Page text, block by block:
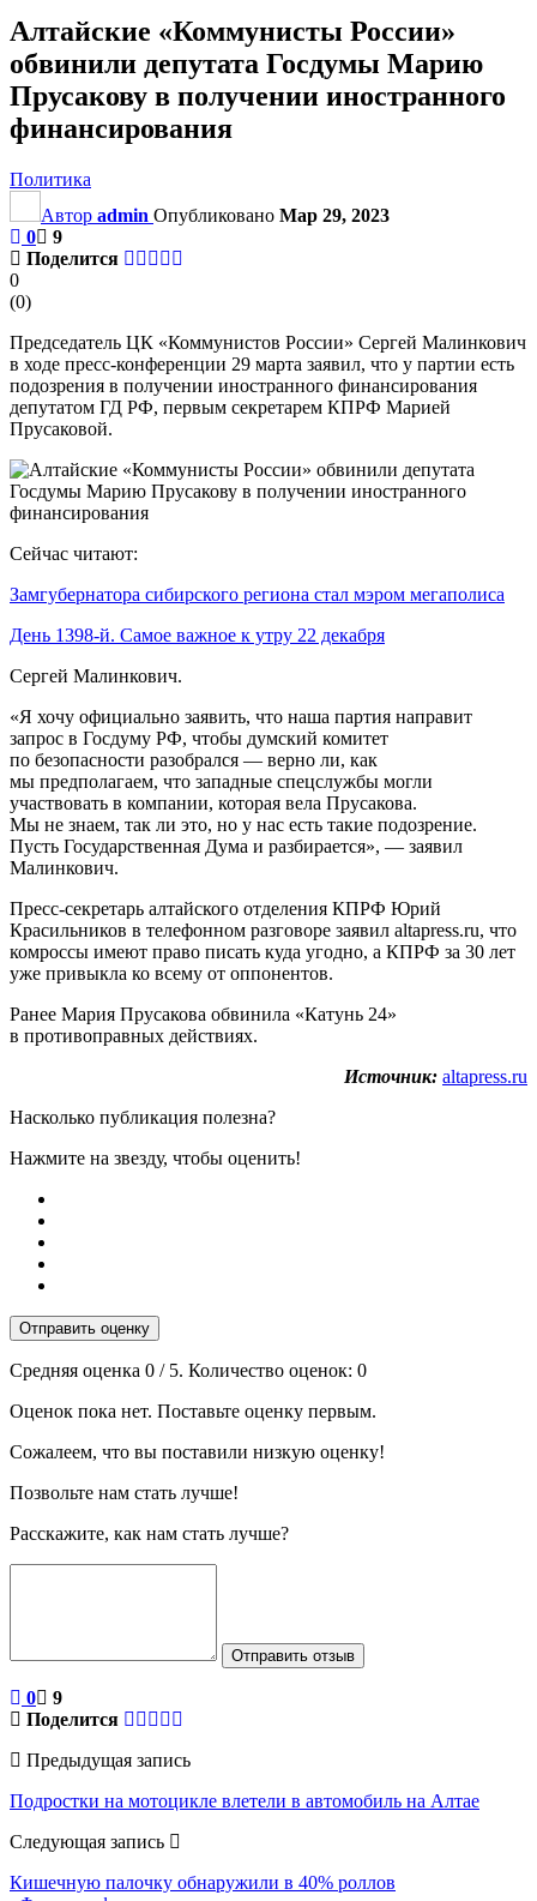
Алтайские «Коммунисты России»
обвинили депутата Госдумы Марию
Прусакову в получении иностранного
финансирования
Политика
Автор admin Опубликовано Мар 29, 2023
0
9
Поделится
0
(0)
Председатель ЦК «Коммунистов России» Сергей Малинкович
в ходе пресс-конференции 29 марта заявил, что у партии есть
подозрения в получении иностранного финансирования
депутатом ГД РФ, первым секретарем КПРФ Марией
Прусаковой.
Сейчас читают:
Замгубернатора сибирского региона стал мэром мегаполиса
День 1398-й. Самое важное к утру 22 декабря
Сергей Малинкович.
«Я хочу официально заявить, что наша партия направит
запрос в Госдуму РФ, чтобы думский комитет
по безопасности разобрался — верно ли, как
мы предполагаем, что западные спецслужбы могли
участвовать в компании, которая вела Прусакова.
Мы не знаем, так ли это, но у нас есть такие подозрение.
Пусть Государственная Дума и разбирается», — заявил
Малинкович.
Пресс-секретарь алтайского отделения КПРФ Юрий
Красильников в телефонном разговоре заявил altapress.ru, что
комроссы имеют право писать куда угодно, а КПРФ за 30 лет
уже привыкла ко всему от оппонентов.
Ранее Мария Прусакова обвинила «Катунь 24»
в противоправных действиях.
Источник: altapress.ru
Насколько публикация полезна?
Нажмите на звезду, чтобы оценить!
Отправить оценку
Средняя оценка 0 / 5. Количество оценок: 0
Оценок пока нет. Поставьте оценку первым.
Сожалеем, что вы поставили низкую оценку!
Позвольте нам стать лучше!
Расскажите, как нам стать лучше?
Отправить отзыв
0
9
Поделится
Предыдущая запись
Подростки на мотоцикле влетели в автомобиль на Алтае
Следующая запись
Кишечную палочку обнаружили в 40% роллов